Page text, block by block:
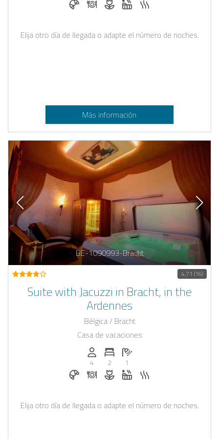
Elija otro día de llegada o adapte el número de noches.
Más información
BE-1090993-Bracht
4,71 (16)
Suite with Jacuzzi in Bracht, in the
Ardennes
Bélgica / Bracht
Casa de vacaciones
Personas (max.): 4
4
Numero de habitaciones: 2
2
Cantidad de baños: 1
1
Desayuno reservable en Casapilot
Cena bajo solicitud
Flores y decoración romántica
Jacuzzi
Elija otro día de llegada o adapte el número de noches.